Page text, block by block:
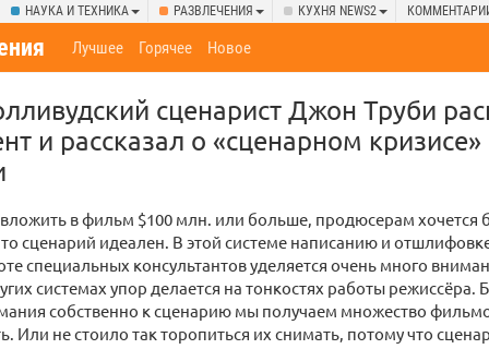
НАУКА И ТЕХНИКА РАЗВЛЕЧЕНИЯ КУХНЯ NEWS2
Лучшее Горячее Новое
сценарист Джон Труби
и рассказал о «сценарном кризисе»
в фильм $100 млн. или больше, продюсерам хочется
сценарий идеален. В этой системе написанию и
специальных консультантов уделяется очень много
системах упор делается на тонкостях работы режиссёра.
собственно к сценарию мы получаем множество
Или не стоило так торопиться их снимать, потому что